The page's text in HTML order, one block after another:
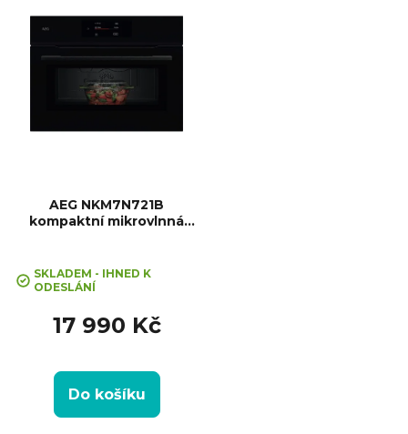
AEG NKM7N721B
kompaktní mikrovlnná
SKLADEM - IHNED K
ODESLÁNÍ
17 990 Kč
Do košíku